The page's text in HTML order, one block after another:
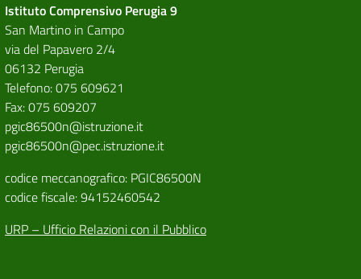
Istituto Comprensivo Perugia 9
San Martino in Campo
via del Papavero 2/4
06132 Perugia
Telefono: 075 609621
Fax: 075 609207
pgic86500n@istruzione.it
pgic86500n@pec.istruzione.it
codice meccanografico: PGIC86500N
codice fiscale: 94152460542
URP – Ufficio Relazioni con il Pubblico